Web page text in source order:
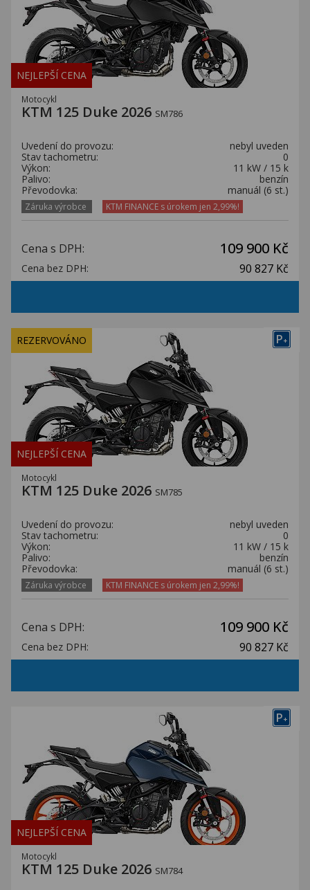
NEJLEPŠÍ CENA
Motocykl
KTM 125 Duke 2026 SM786
Uvedení do provozu:
nebyl uveden
Stav tachometru:
0
Výkon:
11 kW / 15 k
Palivo:
benzín
Převodovka:
manuál (6 st.)
Záruka výrobce KTM FINANCE s úrokem jen 2,99%!
Cena s DPH: 109 900 Kč
Cena bez DPH: 90 827 Kč
P+
REZERVOVÁNO
NEJLEPŠÍ CENA
Motocykl
KTM 125 Duke 2026 SM785
Uvedení do provozu:
nebyl uveden
Stav tachometru:
0
Výkon:
11 kW / 15 k
Palivo:
benzín
Převodovka:
manuál (6 st.)
Záruka výrobce KTM FINANCE s úrokem jen 2,99%!
Cena s DPH: 109 900 Kč
Cena bez DPH: 90 827 Kč
P+
NEJLEPŠÍ CENA
Motocykl
KTM 125 Duke 2026 SM784